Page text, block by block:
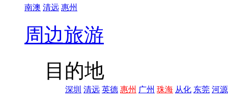
南澳 清远 惠州
周边旅游
目的地
深圳 清远 英德 惠州 广州 珠海 从化 东莞 河源